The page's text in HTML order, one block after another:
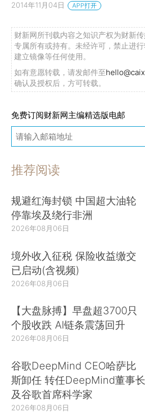
2014年11月04日 APP打开
财新网所刊载内容之知识产权为财新
专属所有或持有。未经许可，禁止进
建立镜像等任何使用。
如有意愿转载，请发邮件至
确认及授权后，方可转载。
免费订阅财新网主编精选版电邮
推荐阅读
规避红海封锁 中国超大油轮
停靠埃及绕行非洲
2026年08月06日
境外收入征税 保险收益缴交
已启动(含视频)
2026年08月06日
【大盘脉搏】早盘超3700只
个股收跌 AI链条震荡回升
2026年08月06日
谷歌DeepMind CEO哈萨比
斯卸任 转任DeepMind董事长
及谷歌首席科学家
2026年08月06日